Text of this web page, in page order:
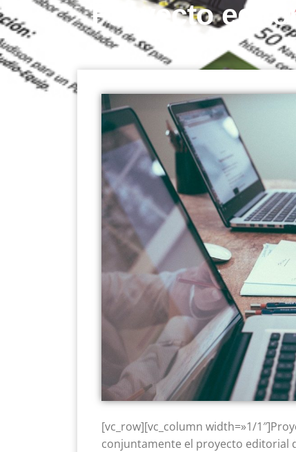
Proyecto
[vc_row][vc_column width=»1/
conjuntamente el proyecto editorial